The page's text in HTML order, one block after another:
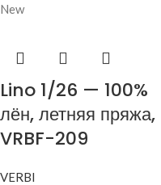
New
Lino 1/26 — 100%
лён, летняя пряжа,
VRBF-209
VERBI